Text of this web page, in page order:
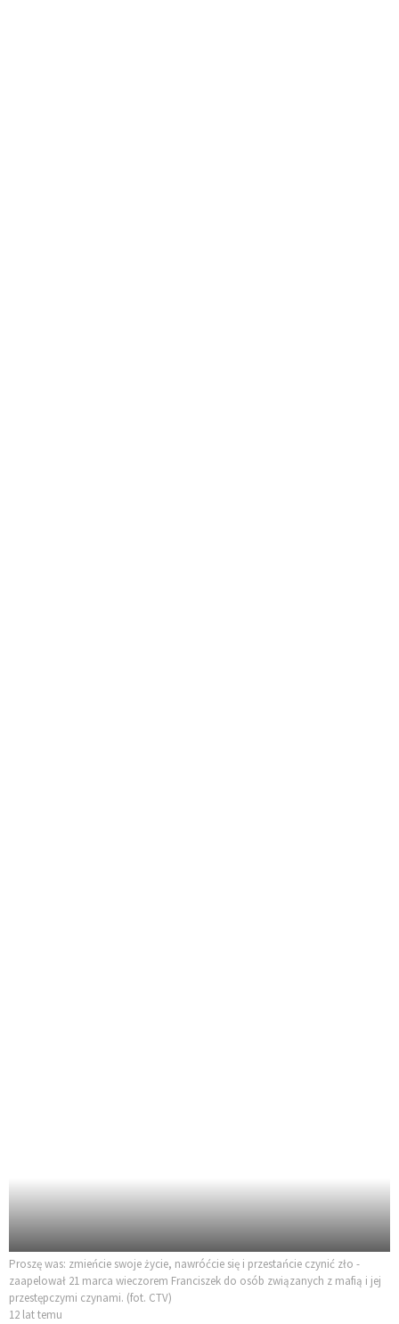
Proszę was: zmieńcie swoje życie, nawróćcie się i przestańcie czynić zło -
zaapelował 21 marca wieczorem Franciszek do osób związanych z mafią i jej
przestępczymi czynami. (fot. CTV)
12 lat temu